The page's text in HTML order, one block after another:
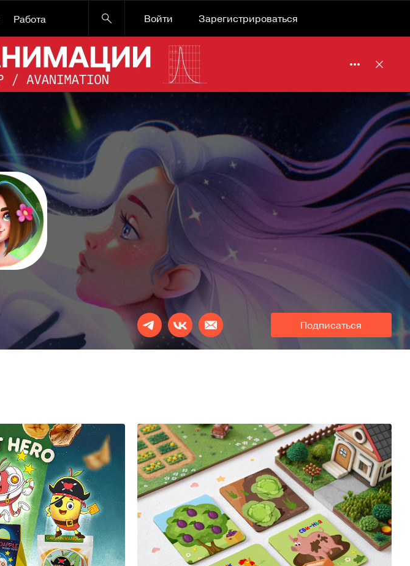
Работа Войти
Зарегистрироваться
Подписаться